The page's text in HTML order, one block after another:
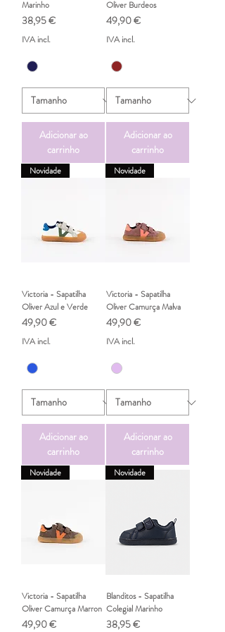
Marinho
Preço
38,95 €
IVA incl.
Adicionar ao
carrinho
Oliver Burdeos
Preço
49,90 €
IVA incl.
Adicionar ao
carrinho
Novidade
Victoria - Sapatilha
Oliver Azul e Verde
Preço
49,90 €
IVA incl.
Adicionar ao
carrinho
Novidade
Victoria - Sapatilha
Oliver Camurça Malva
Preço
49,90 €
IVA incl.
Adicionar ao
carrinho
Novidade
Victoria - Sapatilha
Oliver Camurça Marron
Preço
49,90 €
Novidade
Blanditos - Sapatilha
Colegial Marinho
Preço
38,95 €